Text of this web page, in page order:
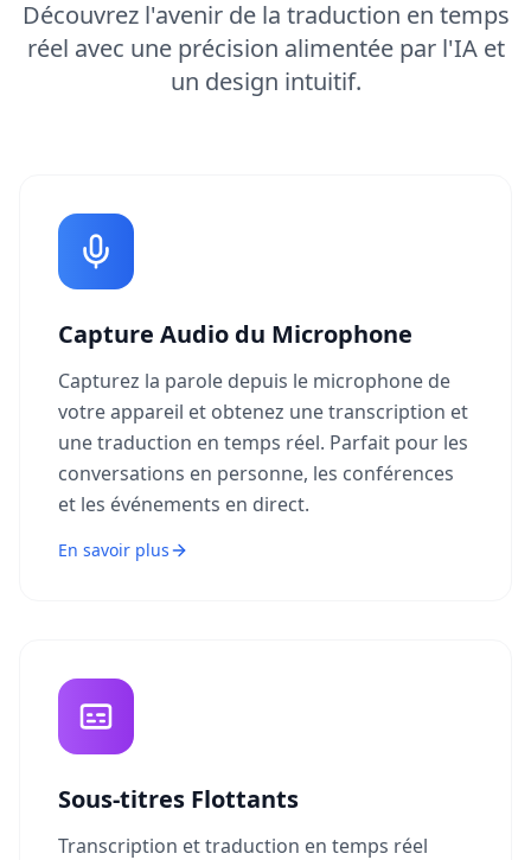
Découvrez l'avenir de la traduction en temps
réel avec une précision alimentée par l'IA et
un design intuitif.
Capture Audio du Microphone
Capturez la parole depuis le microphone de
votre appareil et obtenez une transcription et
une traduction en temps réel. Parfait pour les
conversations en personne, les conférences
et les événements en direct.
En savoir plus
Sous-titres Flottants
Transcription et traduction en temps réel